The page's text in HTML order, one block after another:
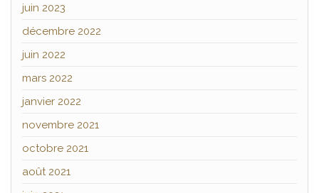
juin 2023
décembre 2022
juin 2022
mars 2022
janvier 2022
novembre 2021
octobre 2021
août 2021